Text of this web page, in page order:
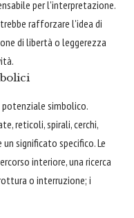
per l'interpretazione.
rafforzare l'idea di
di libertà o leggerezza
simbolico.
reticoli, spirali, cerchi,
significato specifico. Le
interiore, una ricerca
o interruzione; i